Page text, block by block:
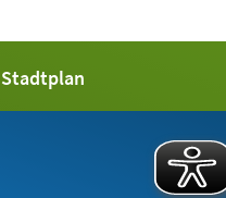
Stadtplan